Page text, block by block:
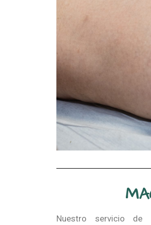
Nuestro servicio de